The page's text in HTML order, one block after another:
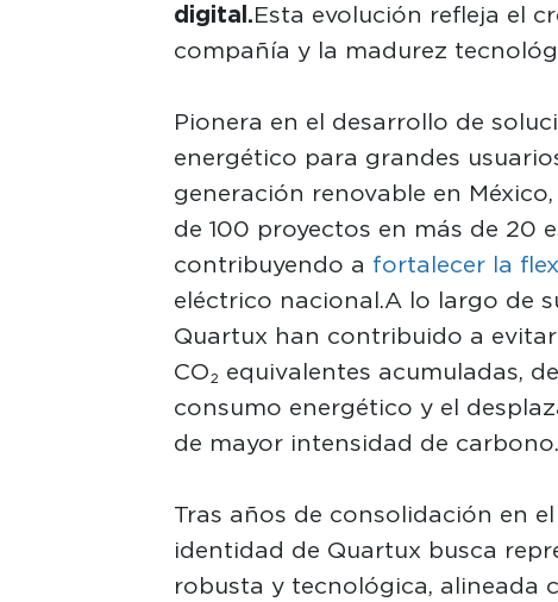
digital.Esta evolución refleja el
compañía y la madurez
Pionera en el desarrollo de
energético para grandes
generación renovable en
de 100 proyectos en más de 20
contribuyendo a fortalecer la
eléctrico nacional. A lo largo de
Quartux han contribuido a
CO₂ equivalentes acumuladas,
consumo energético y el
de mayor intensidad de carbono.
Tras años de consolidación en
identidad de Quartux busca
robusta y tecnológica, alineada